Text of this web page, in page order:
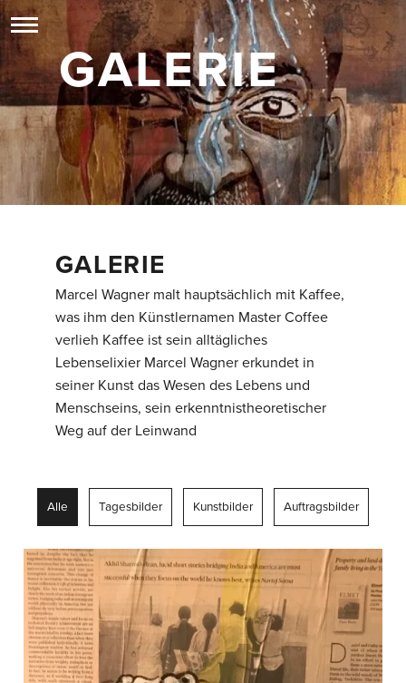
GALERIE
GALERIE
Marcel Wagner malt hauptsächlich mit Kaffee,
was ihm den Künstlernamen Master Coffee
verlieh Kaffee ist sein alltägliches
Lebenselixier Marcel Wagner erkundet in
seiner Kunst das Wesen des Lebens und
Menschseins, sein erkenntnistheoretischer
Weg auf der Leinwand
Alle Tagesbilder Kunstbilder Auftragsbilder